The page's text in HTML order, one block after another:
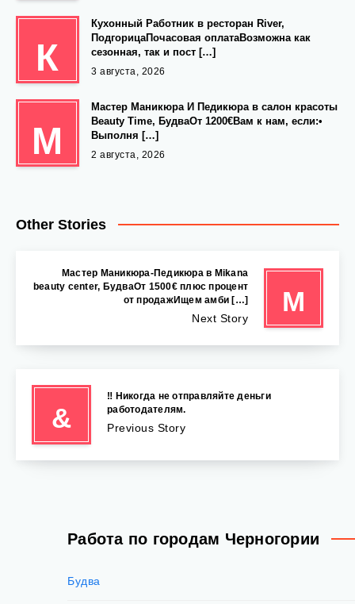
К
Кухонный Работник в ресторан River,
ПодгорицаПочасовая оплатаВозможна как
сезонная, так и пост […]
3 августа, 2026
М
Мастер Маникюра И Педикюра в салон красоты
Beauty Time, БудваОт 1200€Вам к нам, если:•
Выполня […]
2 августа, 2026
Other Stories
М
Мастер Маникюра-Педикюра в Mikana
beauty center, БудваОт 1500€ плюс процент
от продажИщем амби […]
Next Story
&
‼️ Никогда не отправляйте деньги
работодателям.
Previous Story
Работа по городам Черногории
Будва